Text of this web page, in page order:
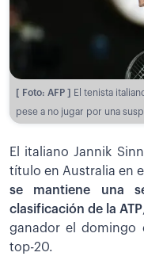
[ Foto: AFP ]
El tenista
pese a no jugar por una
El italiano Jannik
título en Australia en
se mantiene una
clasificación de la ATP
ganador el domingo
top-20.